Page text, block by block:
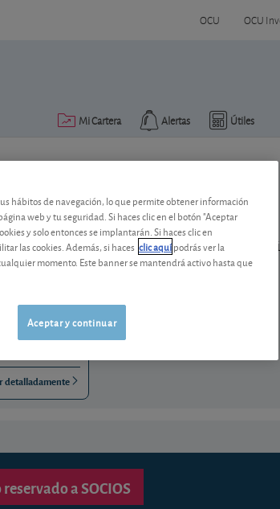
OCU OCU
Útiles
Alertas
Mi Cartera
de sus resultados trimestrales, la
detalladamente
a SOCIOS
hábitos de navegación, lo que permite obtener información
web y tu seguridad. Si haces clic en el botón "Aceptar
y solo entonces se implantarán. Si haces clic en
las cookies. Además, si haces clic aquípodrás ver la
momento. Este banner se mantendrá activo hasta que
Aceptar y continuar